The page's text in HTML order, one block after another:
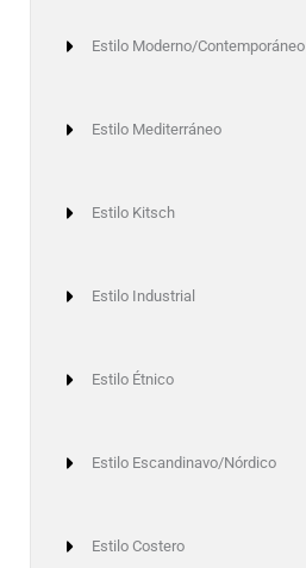
Estilo Moderno/Contemporáneo
Estilo Mediterráneo
Estilo Kitsch
Estilo Industrial
Estilo Étnico
Estilo Escandinavo/Nórdico
Estilo Costero